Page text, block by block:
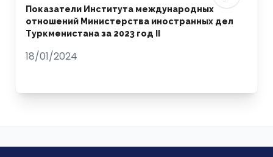
Показатели Института международных
отношений Министерства иностранных дел
Туркменистана за 2023 год II
18/01/2024